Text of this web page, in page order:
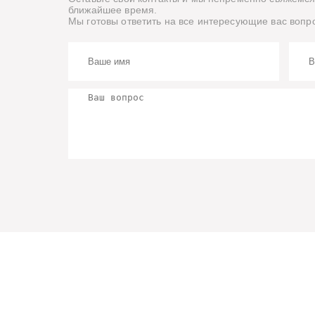
ближайшее время.
Мы готовы ответить на все интересующие вас